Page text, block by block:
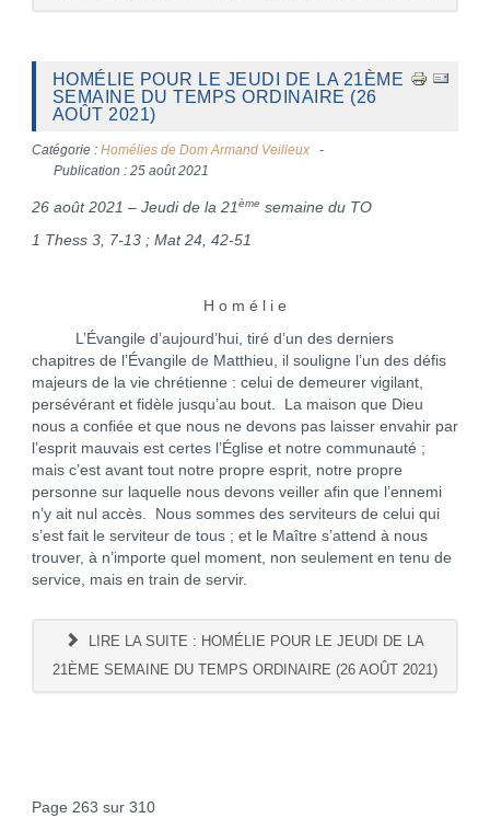
HOMÉLIE POUR LE JEUDI DE LA 21ÈME
SEMAINE DU TEMPS ORDINAIRE (26
AOÛT 2021)
Catégorie : Homélies de Dom Armand Veilleux
Publication : 25 août 2021
26 août 2021 – Jeudi de la 21ème semaine du TO
1 Thess 3, 7-13 ; Mat 24, 42-51
H o m é l i e
L’Évangile d’aujourd’hui, tiré d’un des derniers
chapitres de l’Évangile de Matthieu, il souligne l’un des défis
majeurs de la vie chrétienne : celui de demeurer vigilant,
persévérant et fidèle jusqu’au bout. La maison que Dieu
nous a confiée et que nous ne devons pas laisser envahir par
l’esprit mauvais est certes l’Église et notre communauté ;
mais c’est avant tout notre propre esprit, notre propre
personne sur laquelle nous devons veiller afin que l’ennemi
n’y ait nul accès. Nous sommes des serviteurs de celui qui
s’est fait le serviteur de tous ; et le Maître s’attend à nous
trouver, à n’importe quel moment, non seulement en tenu de
service, mais en train de servir.
LIRE LA SUITE : HOMÉLIE POUR LE JEUDI DE LA
21ÈME SEMAINE DU TEMPS ORDINAIRE (26 AOÛT 2021)
Page 263 sur 310